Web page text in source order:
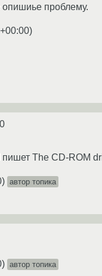
проблему.
)
The CD-ROM
) автор топика
) автор топика